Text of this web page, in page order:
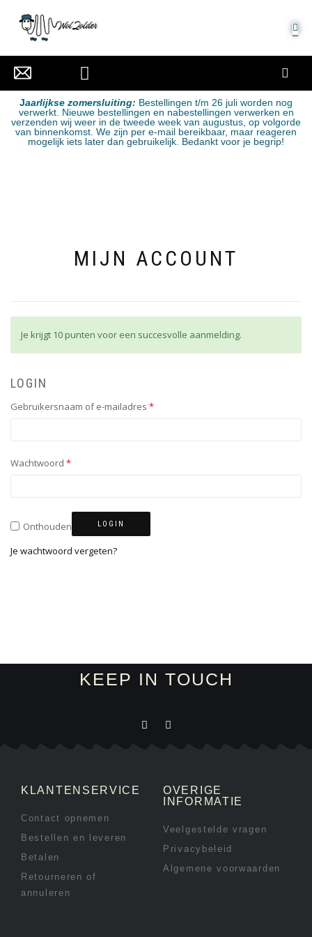
Jaarlijkse zomersluiting: Bestellingen t/m 26 juli worden nog
verwerkt. Nieuwe bestellingen en nabestellingen verwerken en
verzenden wij weer in de tweede week van augustus, op volgorde
van binnenkomst. We zijn per e-mail bereikbaar, maar reageren
mogelijk iets later dan gebruikelijk. Bedankt voor je begrip!
MIJN ACCOUNT
Je krijgt 10 punten voor een succesvolle aanmelding.
LOGIN
Gebruikersnaam of e-mailadres *
Wachtwoord *
Onthouden LOGIN
Je wachtwoord vergeten?
KEEP IN TOUCH
KLANTENSERVICE
Contact opnemen
Bestellen en leveren
Betalen
Retourneren of
annuleren
OVERIGE
INFORMATIE
Veelgestelde vragen
Privacybeleid
Algemene voorwaarden